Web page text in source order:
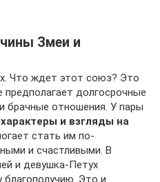
Змеи и
Что ждет этот союз? Это
предполагает долгосрочные
брачные отношения. У пары
и взгляды на
стать им по-
и счастливыми. В
и девушка-Петух
благополучию. Это и